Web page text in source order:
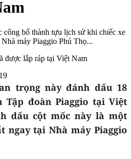
bố thành tựu lịch sử khi chiếc xe
máy Piaggio Phú Thọ...
trọng này đánh dấu 18
đoàn Piaggio tại Việt
dấu cột mốc này là một
ngay tại Nhà máy Piaggio